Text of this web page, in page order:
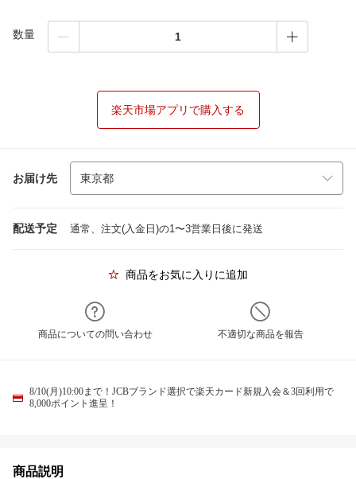
数量
楽天市場アプリで購入する
お届け先
配送予定 通常、注文(入金日)の1〜3営業日後に発送
商品をお気に入りに追加
商品についての問い合わせ 不適切な商品を報告
8/10(月)10:00まで！JCBブランド選択で楽天カード新規入会＆3回利用で
8,000ポイント進呈！
商品説明